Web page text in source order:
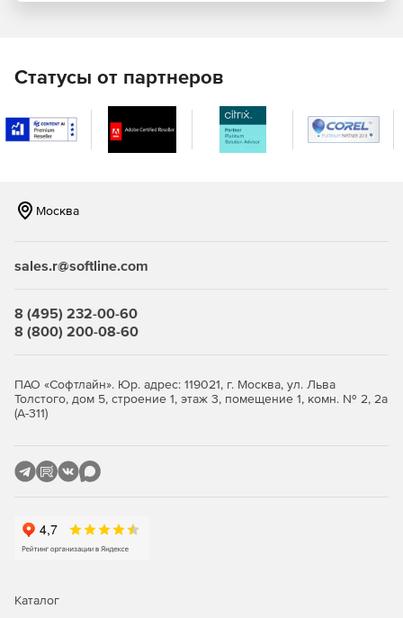
Архивация электронной почты.
Проверка писем на вирусы (дополнительная опция по
Виртуальные почтовые ящики.
Полное управление переадресацией.
Управление содержимым.
LDAP-сервер для поиска адресов электронной почты
из клиентского ПО.
Статусы от партнеров
Москва
sales.r@softline.com
8 (495) 232-00-60
8 (800) 200-08-60
ПАО «Софтлайн». Юр. адрес: 119021, г. Москва, ул. Льва
Толстого, дом 5, строение 1, этаж 3, помещение 1, комн. № 2, 2а
(А-311)
Каталог